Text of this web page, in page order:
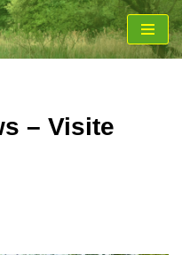
– Visite